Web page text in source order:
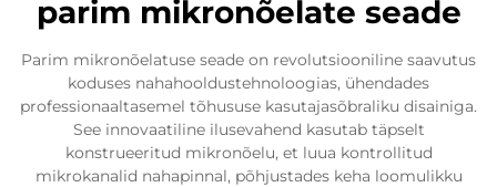
parim mikronõelate seade
Parim mikronõelatuse seade on revolutsiooniline saavutus
koduses nahahooldustehnoloogias, ühendades
professionaaltasemel tõhususe kasutajasõbraliku disainiga.
See innovaatiline ilusevahend kasutab täpselt
konstrueeritud mikronõelu, et luua kontrollitud
mikrokanalid nahapinnal, põhjustades keha loomulikku